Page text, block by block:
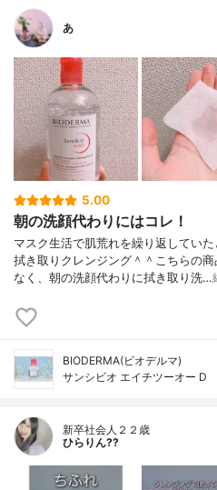
あ
5.00
朝の洗顔代わりにはコレ！
マスク生活で肌荒れを繰り返してい
拭き取りクレンジング＾＾こちらの
なく、朝の洗顔代わりに拭き取り洗…
BIODERMA(ビオデルマ)
サンシビオ エイチツーオー D
新卒社会人２２歳
ひらりん??